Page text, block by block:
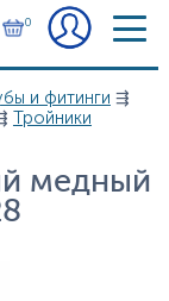
0
и фитинги ⇶
Тройники
медный